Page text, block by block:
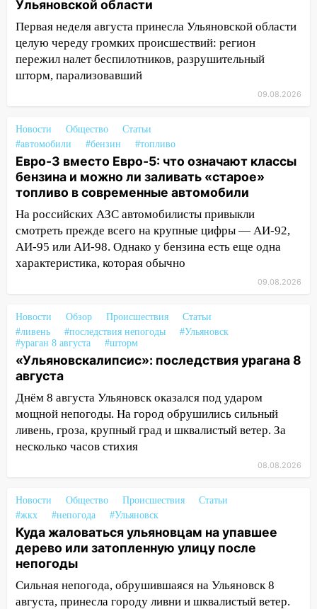
16:34 Из-за мощной непогоды в
Ульяновске отменили фестиваль «Наше
время»
16:17 Мелекесский район первым в
Ульяновской области намолотил более
15:17 В колледжи и техникумы
Ульяновской области подали более 10
тысяч заявлений
15:04 Фоторепортаж с улиц Ульяновска
после шторма: поваленные деревья и
затопленные улицы
14:28 Ураган вырвал остановку на улице
Деева в Заволжье
пытаются расчистить ливнёвки, не
дождавшись коммунальщиков
14:16 Шторм продолжает ломать город:
на улице Любови Шевцовой рухнул
светофор
14:14 Студента из Ульяновска обманули
мошенники под видом преподавателя
14:12 Куда жаловаться ульяновцам на
упавшее дерево или затопленную улицу
13:59 В Новом городе ураганным
ветром сорвало опалубку со
строящегося дома
13:54 В мэрии Ульяновска рассказали,
как устраняют последствия мощного
шторма
Ульяновской области
Первая неделя августа принесла Ульяновской области
целую череду громких происшествий: регион
пережил налет беспилотников, разрушительный
шторм, парализовавший
09.08.2026
Новости Общество
Статьи
#автомобили
#бензин #топливо
Евро-3 вместо Евро-5: что означают классы
бензина и можно ли заливать «старое»
топливо в современные автомобили
На российских АЗС автомобилисты привыкли
смотреть прежде всего на крупные цифры — АИ-92,
АИ-95 или АИ-98. Однако у бензина есть еще одна
характеристика, которая обычно
09.08.2026
Новости Обзор Происшествия
Статьи
#ливень
#последствия непогоды
#Ульяновск
#ураган 8 августа
#шторм
«Ульяновскалипсис»: последствия урагана 8
августа
Днём 8 августа Ульяновск оказался под ударом
мощной непогоды. На город обрушились сильный
ливень, гроза, крупный град и шквалистый ветер. За
несколько часов стихия
08.08.2026
Новости Общество Происшествия
Статьи
#жкх
#непогода #Ульяновск
Куда жаловаться ульяновцам на упавшее
дерево или затопленную улицу после
непогоды
Сильная непогода, обрушившаяся на Ульяновск 8
августа, принесла городу ливни и шквалистый ветер.